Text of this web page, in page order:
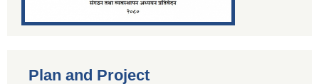
Plan and Project